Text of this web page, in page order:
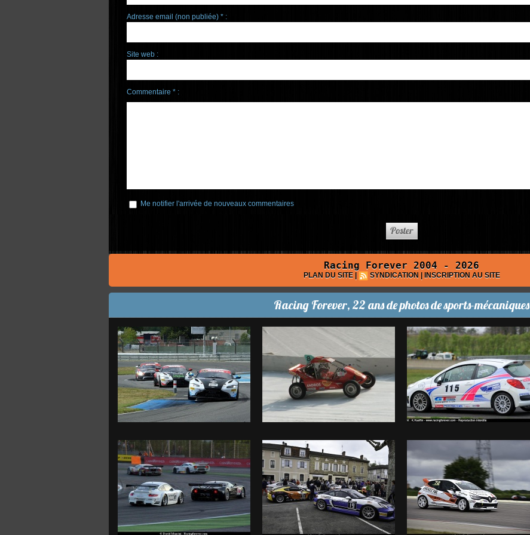
Adresse email (non publiée) * :
Site web :
Commentaire * :
Me notifier l'arrivée de nouveaux commentaires
Racing Forever 2004 - 2026
PLAN DU SITE | SYNDICATION | INSCRIPTION AU SITE
Racing Forever, 22 ans de photos de sports-mécaniques